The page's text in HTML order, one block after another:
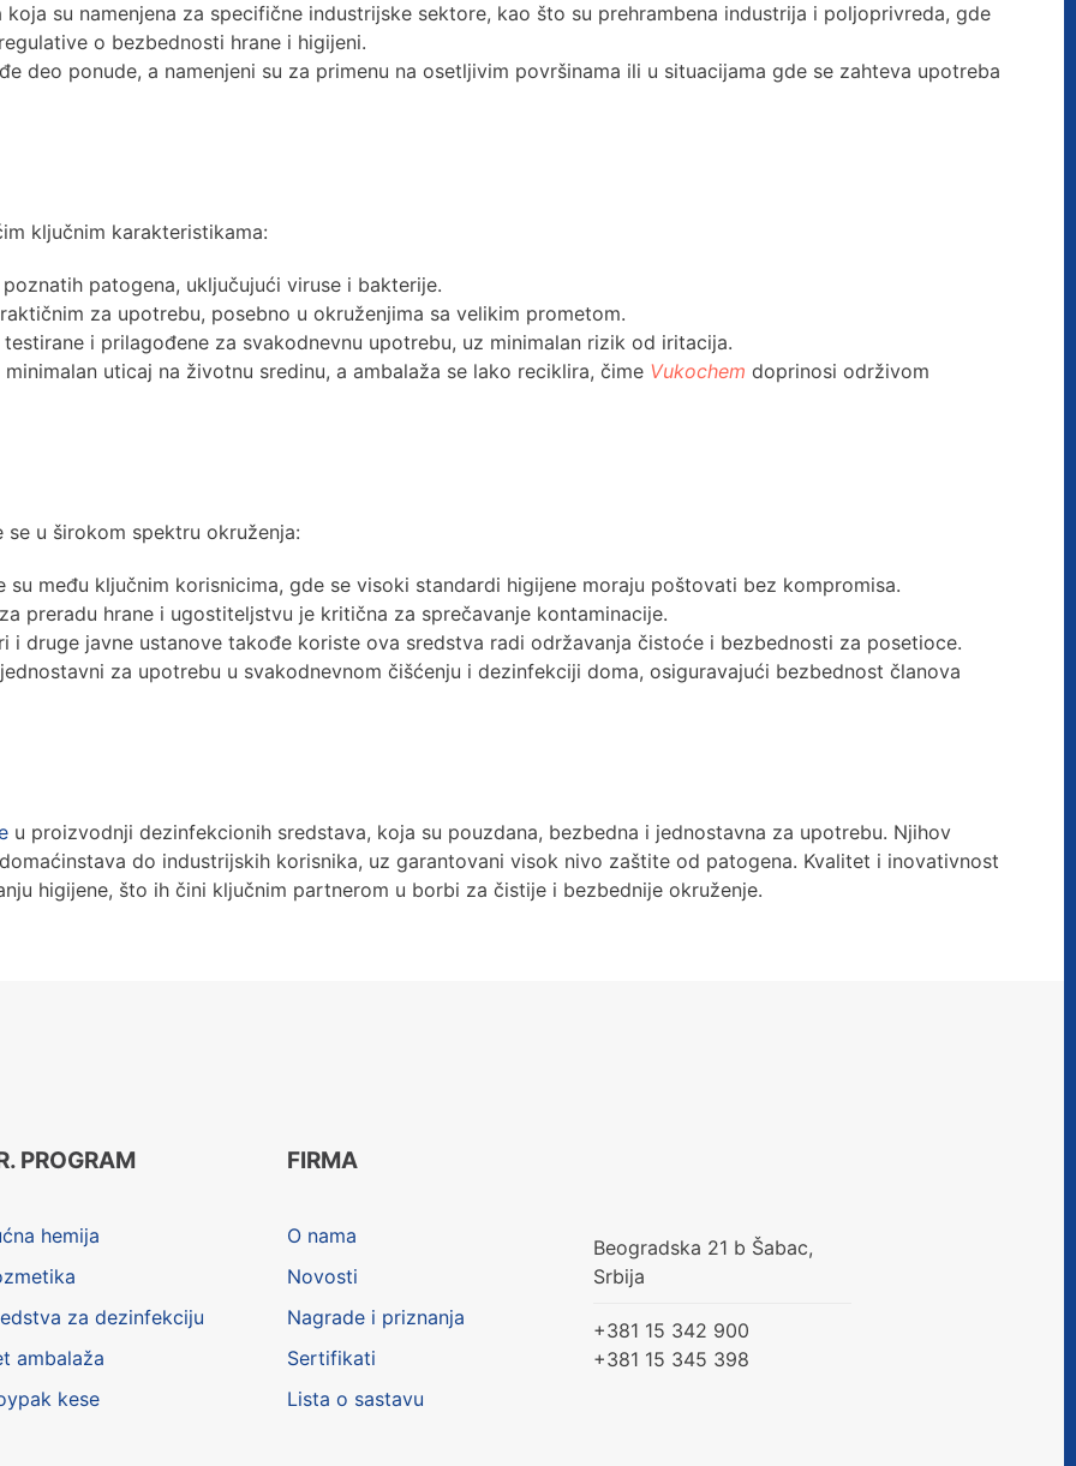
su namenjena za specifične industrijske sektore, kao što su prehrambena industrija i poljoprivreda, gde
o bezbednosti hrane i higijeni.
deo ponude, a namenjeni su za primenu na osetljivim površinama ili u situacijama gde se zahteva upotreba
ključnim karakteristikama:
patogena, uključujući viruse i bakterije.
za upotrebu, posebno u okruženjima sa velikim prometom.
i prilagođene za svakodnevnu upotrebu, uz minimalan rizik od iritacija.
uticaj na životnu sredinu, a ambalaža se lako reciklira, čime Vukochem doprinosi održivom
u širokom spektru okruženja:
među ključnim korisnicima, gde se visoki standardi higijene moraju poštovati bez kompromisa.
preradu hrane i ugostiteljstvu je kritična za sprečavanje kontaminacije.
druge javne ustanove takođe koriste ova sredstva radi održavanja čistoće i bezbednosti za posetioce.
za upotrebu u svakodnevnom čišćenju i dezinfekciji doma, osiguravajući bezbednost članova
u proizvodnji dezinfekcionih sredstava, koja su pouzdana, bezbedna i jednostavna za upotrebu. Njihov
do industrijskih korisnika, uz garantovani visok nivo zaštite od patogena. Kvalitet i inovativnost
higijene, što ih čini ključnim partnerom u borbi za čistije i bezbednije okruženje.
PROGRAM
hemija
za dezinfekciju
ambalaža
kese
FIRMA
O nama
Novosti
Nagrade i priznanja
Sertifikati
Lista o sastavu
Beogradska 21 b Šabac,
Srbija
+381 15 342 900
+381 15 345 398